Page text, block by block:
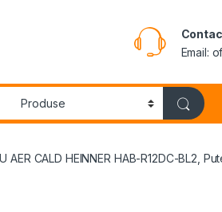
Email:
AER CALD HEINNER HAB-R12DC-